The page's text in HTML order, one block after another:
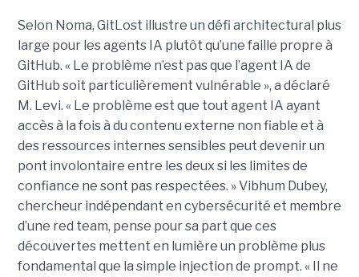
Selon Noma, GitLost illustre un défi architectural plus
large pour les agents IA plutôt qu’une faille propre à
GitHub. « Le problème n’est pas que l’agent IA de
GitHub soit particulièrement vulnérable », a déclaré
M. Levi. « Le problème est que tout agent IA ayant
accès à la fois à du contenu externe non fiable et à
des ressources internes sensibles peut devenir un
pont involontaire entre les deux si les limites de
confiance ne sont pas respectées. » Vibhum Dubey,
chercheur indépendant en cybersécurité et membre
d’une red team, pense pour sa part que ces
découvertes mettent en lumière un problème plus
fondamental que la simple injection de prompt. « Il ne